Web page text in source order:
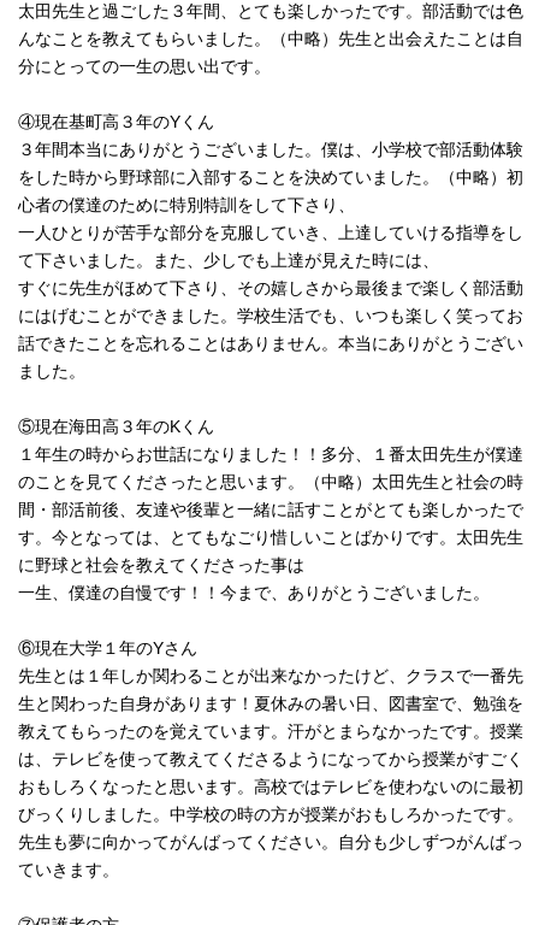
太田先生と過ごした３年間、とても楽しかったです。部活動では色
んなことを教えてもらいました。（中略）先生と出会えたことは自
分にとっての一生の思い出です。
④現在基町高３年のYくん
３年間本当にありがとうございました。僕は、小学校で部活動体験
をした時から野球部に入部することを決めていました。（中略）初
心者の僕達のために特別特訓をして下さり、
一人ひとりが苦手な部分を克服していき、上達していける指導をし
て下さいました。また、少しでも上達が見えた時には、
すぐに先生がほめて下さり、その嬉しさから最後まで楽しく部活動
にはげむことができました。学校生活でも、いつも楽しく笑ってお
話できたことを忘れることはありません。本当にありがとうござい
ました。
⑤現在海田高３年のKくん
１年生の時からお世話になりました！！多分、１番太田先生が僕達
のことを見てくださったと思います。（中略）太田先生と社会の時
間・部活前後、友達や後輩と一緒に話すことがとても楽しかったで
す。今となっては、とてもなごり惜しいことばかりです。太田先生
に野球と社会を教えてくださった事は
一生、僕達の自慢です！！今まで、ありがとうございました。
⑥現在大学１年のYさん
先生とは１年しか関わることが出来なかったけど、クラスで一番先
生と関わった自身があります！夏休みの暑い日、図書室で、勉強を
教えてもらったのを覚えています。汗がとまらなかったです。授業
は、テレビを使って教えてくださるようになってから授業がすごく
おもしろくなったと思います。高校ではテレビを使わないのに最初
びっくりしました。中学校の時の方が授業がおもしろかったです。
先生も夢に向かってがんばってください。自分も少しずつがんばっ
ていきます。